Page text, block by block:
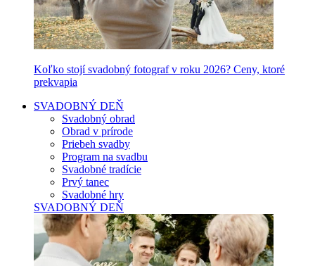
Koľko stojí svadobný fotograf v roku 2026? Ceny, ktoré
prekvapia
SVADOBNÝ DEŇ
Svadobný obrad
Obrad v prírode
Priebeh svadby
Program na svadbu
Svadobné tradície
Prvý tanec
Svadobné hry
SVADOBNÝ DEŇ